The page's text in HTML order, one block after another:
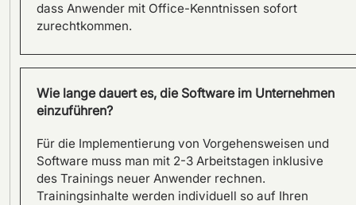
SAMSON AG plant Fabrik der
visTable®
dass Anwender mit Office-Kenntnissen sofort
zurechtkommen.
Wie lange dauert es, die Software im Unternehmen
einzuführen?
Für die Implementierung von Vorgehensweisen und
Software muss man mit 2-3 Arbeitstagen inklusive
des Trainings neuer Anwender rechnen.
Trainingsinhalte werden individuell so auf Ihren